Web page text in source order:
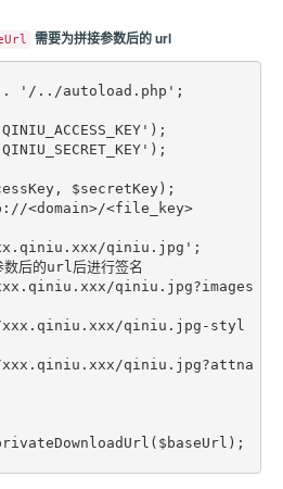
需要为拼接参数后的 url
. '/../autoload.php';
$secretKey);
<domain>/<file_key>
qiniu.jpg';
后的url后进行签名
qiniu.jpg?images
qiniu.jpg-styl
qiniu.jpg?attna